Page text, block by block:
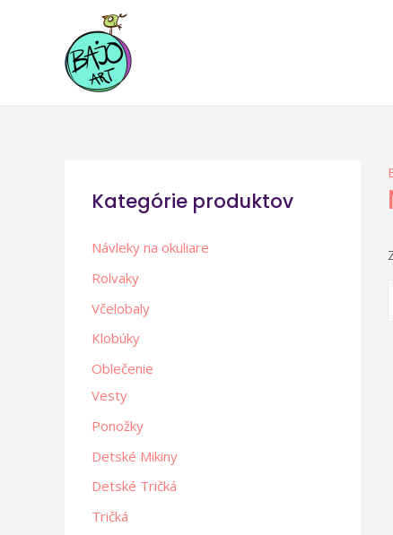
Kategórie produktov
Návleky na okuliare
Rolvaky
Včelobaly
Klobúky
Oblečenie
Vesty
Ponožky
Detské Mikiny
Detské Tričká
Tričká